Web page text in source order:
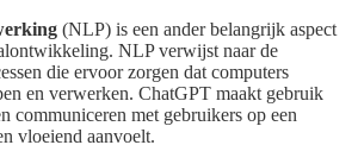
(NLP) is een ander belangrijk aspect
NLP verwijst naar de
die ervoor zorgen dat computers
en verwerken. ChatGPT maakt gebruik
communiceren met gebruikers op een
vloeiend aanvoelt.